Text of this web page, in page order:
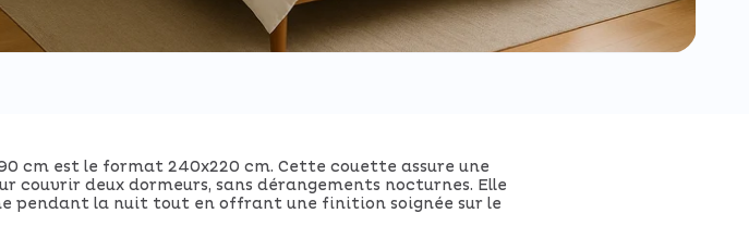
cm est le format 240x220 cm. Cette couette assure une
couvrir deux dormeurs, sans dérangements nocturnes. Elle
pendant la nuit tout en offrant une finition soignée sur le